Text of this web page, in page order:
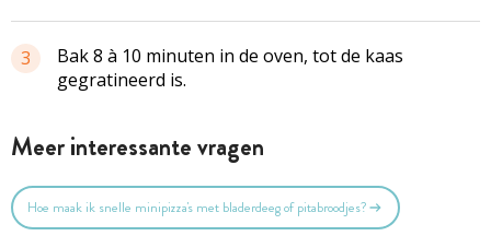
3
Bak 8 à 10 minuten in de oven, tot de kaas
gegratineerd is.
Meer interessante vragen
Hoe maak ik snelle minipizza's met bladerdeeg of pitabroodjes?